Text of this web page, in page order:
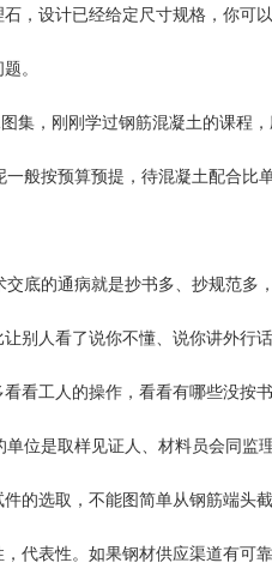
，设计已经给定尺寸规格，你
。
集，刚刚学过钢筋混凝土的课程
般按预算预提，待混凝土配合比
底的通病就是抄书多、抄规范多
别人看了说你不懂、说你讲外
看工人的操作，看看有哪些没
位是取样见证人、材料员会同监
的选取，不能图简单从钢筋端
代表性。如果钢材供应渠道有